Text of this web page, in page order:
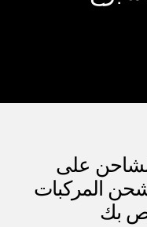
على
المركبات
بك